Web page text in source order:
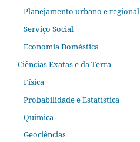
Planejamento urbano e regional
Serviço Social
Economia Doméstica
Ciências Exatas e da Terra
Física
Probabilidade e Estatística
Química
Geociências